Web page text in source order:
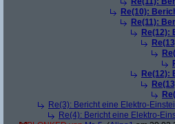
Re(10):
Re(11):
Re(12):
Re(12):
Re(3): Bericht eine Elektro-
Re(4): Bericht eine Elektro-